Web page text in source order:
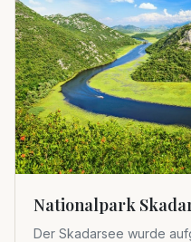
Nationalpark
Der Skadarsee wurde